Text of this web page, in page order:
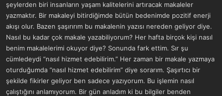
şeylerden biri insanların yaşam kalitelerini artıracak makaleler
yazmaktır. Bir makaleyi bitirdiğimde bütün bedenimde pozitif enerji
akışı olur. Bazen şaşırırım bu makalenin yazısı nereden geliyor diye.
Nasıl bu kadar çok makale yazabiliyorum? Her hafta birçok kişi nasıl
benim makalelerimi okuyor diye? Sonunda fark ettim. Sır şu
cümledeydi “nasıl hizmet edebilirim.” Her zaman bir makale yazmaya
oturduğumda “nasıl hizmet edebilirim” diye sorarım. Şaşırtıcı bir
şekilde fikirler geliyor ben sadece yazıyorum. Bu işlemin nasıl
çalıştığını anlamıyorum. Bir gün anladım ki bu bilgiler benden